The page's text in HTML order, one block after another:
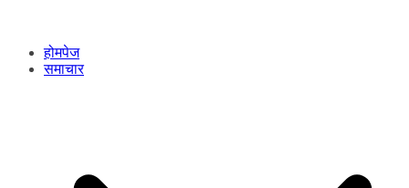
होमपेज
समाचार